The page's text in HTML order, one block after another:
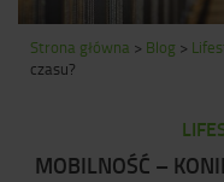
Strona główna > Blog >
czasu?
MOBILNOŚĆ –